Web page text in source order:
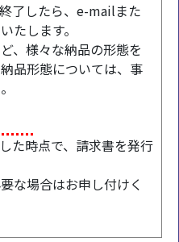
了したら、e-mailまた
たします。
、様々な納品の形態を
品形態については、事
た時点で、請求書を発行
な場合はお申し付けく